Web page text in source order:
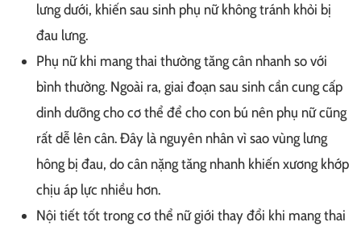
lưng dưới, khiến sau sinh phụ nữ không tránh khỏi bị
đau lưng.
Phụ nữ khi mang thai thường tăng cân nhanh so với
bình thường. Ngoài ra, giai đoạn sau sinh cần cung cấp
dinh dưỡng cho cơ thể để cho con bú nên phụ nữ cũng
rất dễ lên cân. Đây là nguyên nhân vì sao vùng lưng
hông bị đau, do cân nặng tăng nhanh khiến xương khớp
chịu áp lực nhiều hơn.
Nội tiết tốt trong cơ thể nữ giới thay đổi khi mang thai